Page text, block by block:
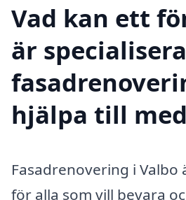
Vad kan ett
är
hjälpa till
Fasadrenovering i
för alla som vill bevara